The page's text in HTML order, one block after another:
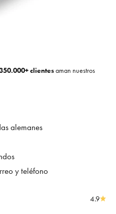
clientesaman nuestros
alemanes
y teléfono
4.9